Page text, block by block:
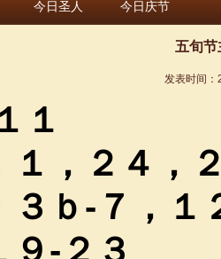
今日圣人 今日庆节
五旬
发表时间：
１１
１，２４，
ｂ - ７，１
９- ２３